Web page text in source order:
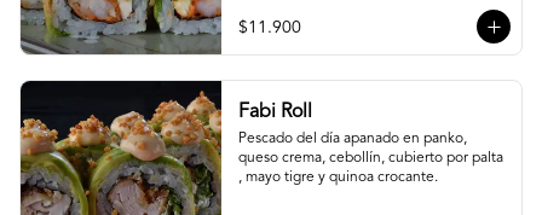
$11.900
Fabi Roll
Pescado del día apanado en panko,
queso crema, cebollín, cubierto por palta
, mayo tigre y quinoa crocante.